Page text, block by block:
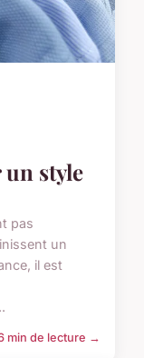
style
pas
un
il est
min de lecture →